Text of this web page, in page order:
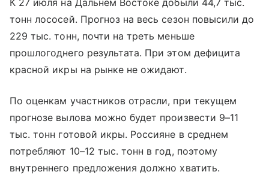
К 27 июля на Дальнем Востоке добыли 44,7 тыс.
тонн лососей. Прогноз на весь сезон повысили до
229 тыс. тонн, почти на треть меньше
прошлогоднего результата. При этом дефицита
красной икры на рынке не ожидают.
По оценкам участников отрасли, при текущем
прогнозе вылова можно будет произвести 9–11
тыс. тонн готовой икры. Россияне в среднем
потребляют 10–12 тыс. тонн в год, поэтому
внутреннего предложения должно хватить.